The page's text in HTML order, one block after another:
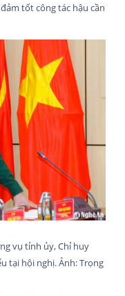
tốt công tác hậu cần
vụ tỉnh ủy, Chỉ huy
tại hội nghị. Ảnh: Trọng